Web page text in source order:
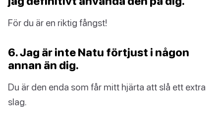
För du är en riktig fångst!
6. Jag är inte Natu förtjust i någon
annan än dig.
Du är den enda som får mitt hjärta att slå ett extra
slag.